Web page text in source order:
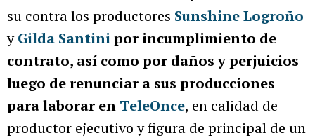
su contra los productores Sunshine Logroño
y Gilda Santinipor incumplimiento de
contrato, así como por daños y perjuicios
luego de renunciar a sus producciones
para laborar en TeleOnce, en calidad de
productor ejecutivo y figura de principal de un